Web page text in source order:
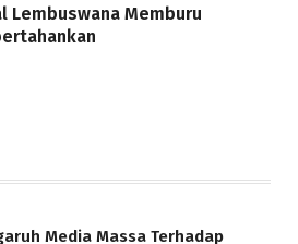
Lembuswana Memburu
Media Massa Terhadap